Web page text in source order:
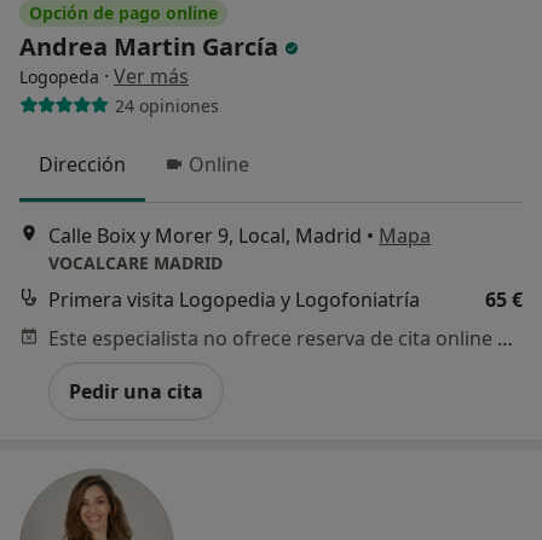
Opción de pago online
Andrea Martin García
Logopeda · Ver más
24 opiniones
Dirección Online
Calle Boix y Morer 9, Local, Madrid • Mapa
VOCALCARE MADRID
Primera visita Logopedia y Logofoniatría
65 €
Este especialista no ofrece reserva de cita online en esta dirección.
Pedir una cita